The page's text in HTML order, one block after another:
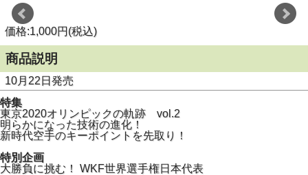
価格:1,000円(税込)
商品説明
10月22日発売
特集
東京2020オリンピックの軌跡 vol.2
明らかになった技術の進化！
新時代空手のキーポイントを先取り！
特別企画
大勝負に挑む！ WKF世界選手権日本代表